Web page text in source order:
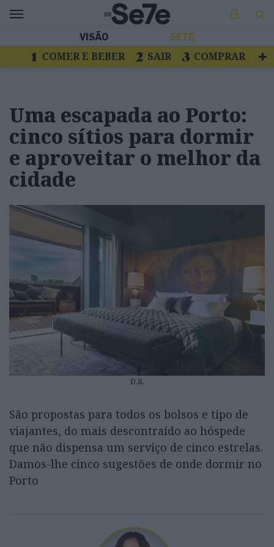
VISÃO SE7E
COMER E BEBER SAIR
COMPRAR
Uma escapada ao Porto:
cinco sítios para dormir
e aproveitar o melhor da
cidade
D.R.
São propostas para todos os bolsos e tipo de
viajantes, do mais descontraído ao hóspede
que não dispensa um serviço de cinco estrelas.
Damos-lhe cinco sugestões de onde dormir no
Porto